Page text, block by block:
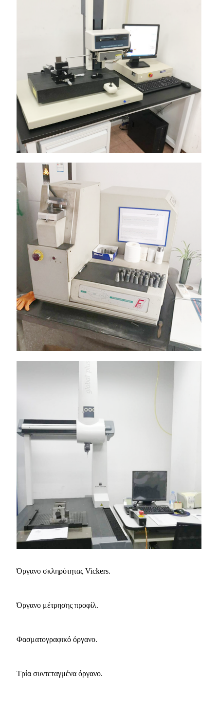
Όργανο σκληρότητας Vickers.
Όργανο μέτρησης προφίλ.
Φασματογραφικό όργανο.
Τρία συντεταγμένα όργανο.